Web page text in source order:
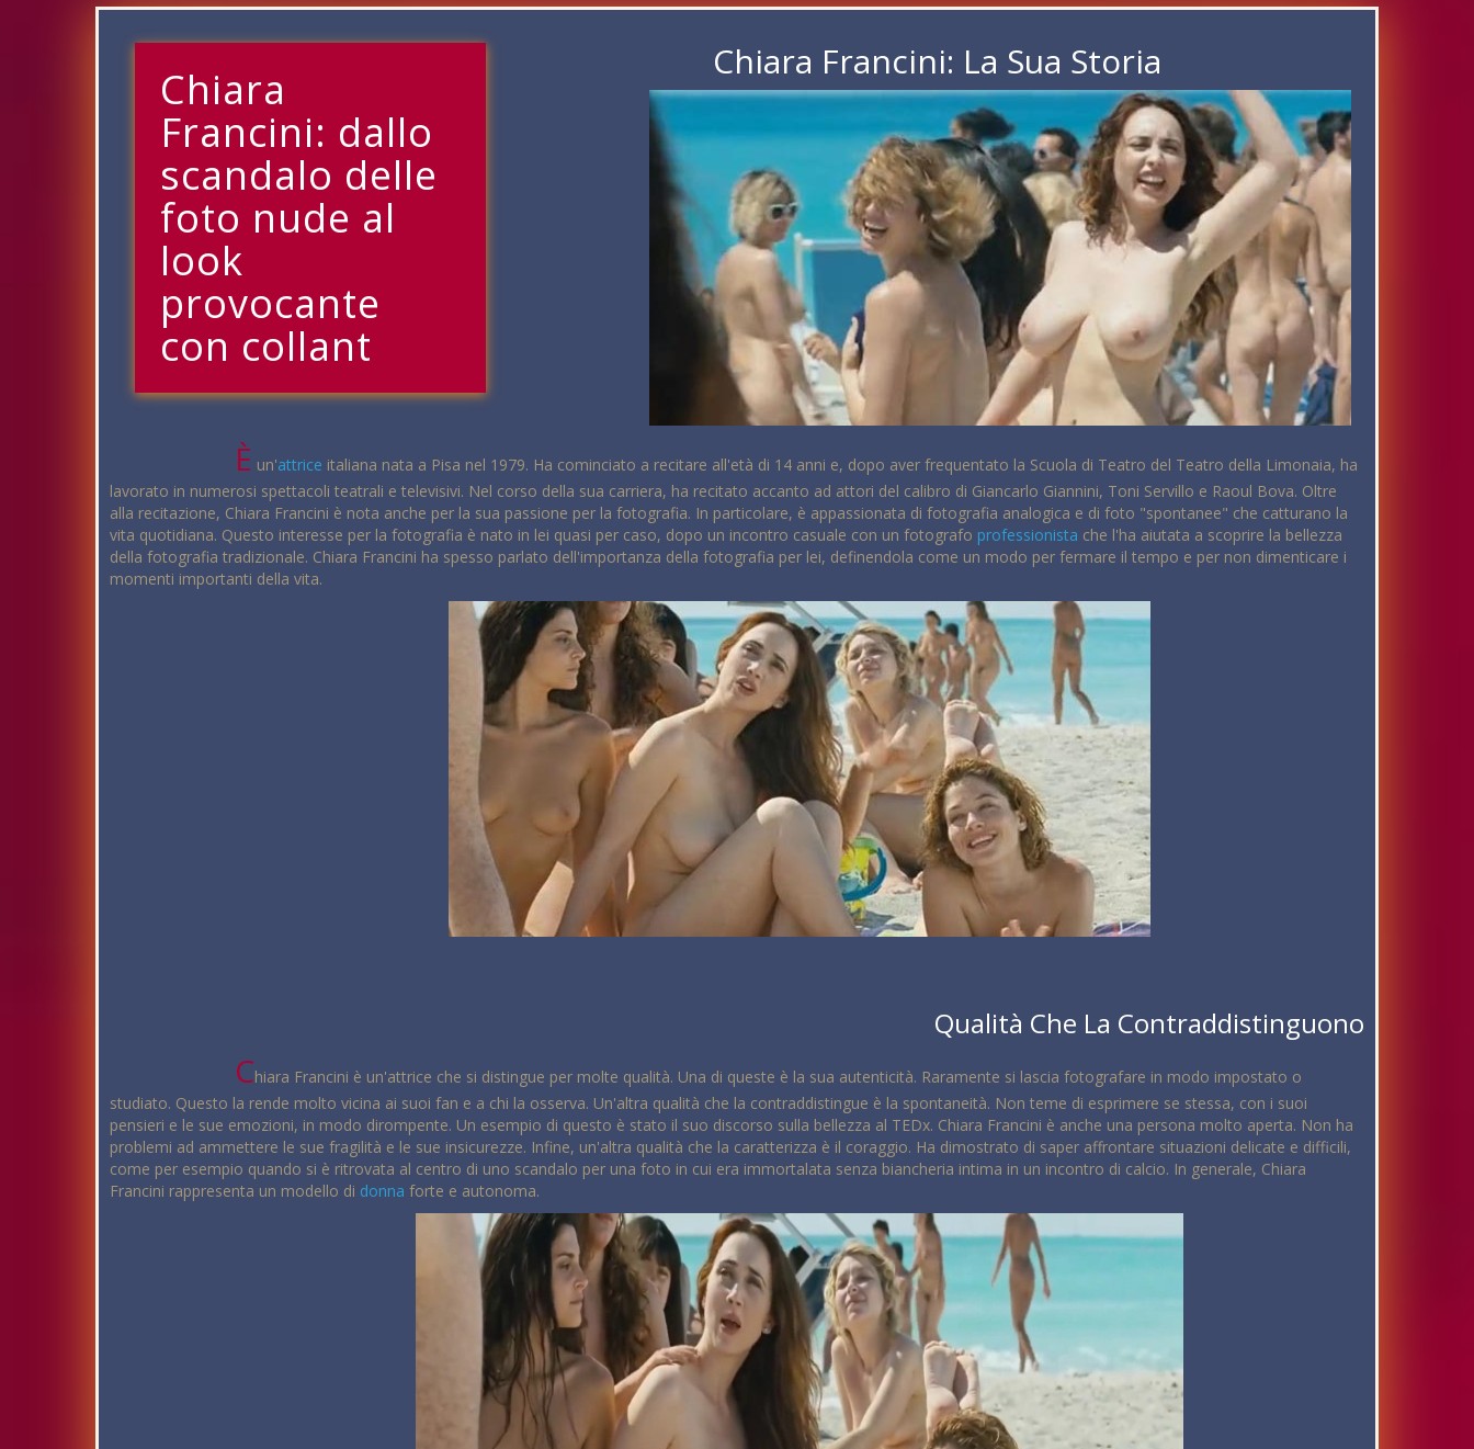
Chiara
Francini: dallo
scandalo delle
foto nude al
look
provocante
con collant
Chiara Francini: La Sua Storia
È un'attrice italiana nata a Pisa nel 1979. Ha cominciato a recitare all'età di 14 anni e, dopo aver frequentato la Scuola di Teatro del Teatro della Limonaia, ha
lavorato in numerosi spettacoli teatrali e televisivi. Nel corso della sua carriera, ha recitato accanto ad attori del calibro di Giancarlo Giannini, Toni Servillo e Raoul Bova. Oltre
alla recitazione, Chiara Francini è nota anche per la sua passione per la fotografia. In particolare, è appassionata di fotografia analogica e di foto "spontanee" che catturano la
vita quotidiana. Questo interesse per la fotografia è nato in lei quasi per caso, dopo un incontro casuale con un fotografo professionista che l'ha aiutata a scoprire la bellezza
della fotografia tradizionale. Chiara Francini ha spesso parlato dell'importanza della fotografia per lei, definendola come un modo per fermare il tempo e per non dimenticare i
momenti importanti della vita.
Qualità Che La Contraddistinguono
Chiara Francini è un'attrice che si distingue per molte qualità. Una di queste è la sua autenticità. Raramente si lascia fotografare in modo impostato o
studiato. Questo la rende molto vicina ai suoi fan e a chi la osserva. Un'altra qualità che la contraddistingue è la spontaneità. Non teme di esprimere se stessa, con i suoi
pensieri e le sue emozioni, in modo dirompente. Un esempio di questo è stato il suo discorso sulla bellezza al TEDx. Chiara Francini è anche una persona molto aperta. Non ha
problemi ad ammettere le sue fragilità e le sue insicurezze. Infine, un'altra qualità che la caratterizza è il coraggio. Ha dimostrato di saper affrontare situazioni delicate e difficili,
come per esempio quando si è ritrovata al centro di uno scandalo per una foto in cui era immortalata senza biancheria intima in un incontro di calcio. In generale, Chiara
Francini rappresenta un modello di donna forte e autonoma.